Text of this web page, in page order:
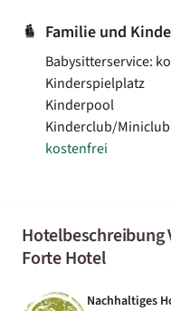
Familie und
Babysitterservice:
Kinderspielplatz
Kinderpool
Kinderclub/
kostenfrei
Hotelbeschreibung
Forte Hotel
Nachhaltiges